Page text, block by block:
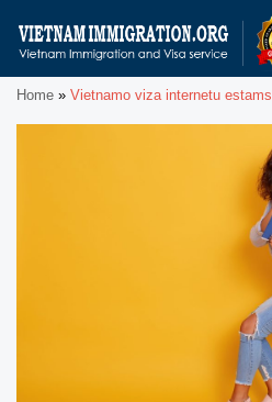
Home » Vietnamo viza internetu estams